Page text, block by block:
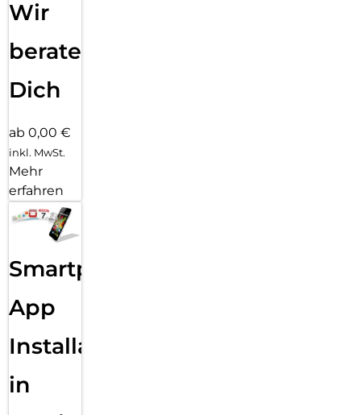
Wir
beraten
Dich
ab 0,00 €
inkl. MwSt.
Mehr
erfahren
Smartphone
App
Installation
in